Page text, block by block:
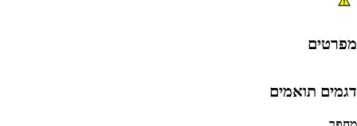
בעומסים כבדים ובלחצים בעלי השפעה גבוהה
תואמים